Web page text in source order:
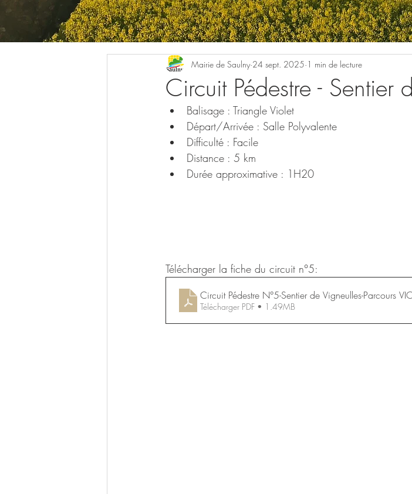
Circuit Pédestre - Sentier
Mairie de Saulny 24 sept. 2025 1 min de lecture
Balisage : Triangle Violet
Départ/Arrivée : Salle Polyvalente
Difficulté : Facile
Distance : 5 km
Durée approximative : 1H20
Télécharger la fiche du circuit n°5:
Circuit Pédestre N°5-Sentier de Vigneulles-Parcours
Télécharger PDF • 1.49MB